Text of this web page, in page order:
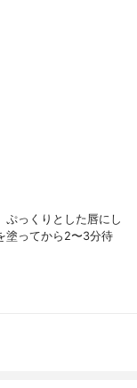
ぷっくりとした唇にし
塗ってから2〜3分待